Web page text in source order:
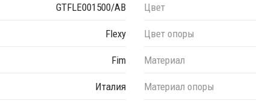
слоновая кость, с двумя опорами и утяжелительными
информацию уточняйте у менеджера.
для утяжеления требуется соблюдать вес не ниже
GTFLE001500/AB
Flexy
Fim
Италия
Цвет
Цвет опоры
Материал
Материал опоры